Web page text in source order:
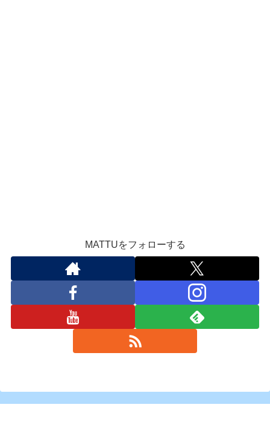
MATTUをフォローする